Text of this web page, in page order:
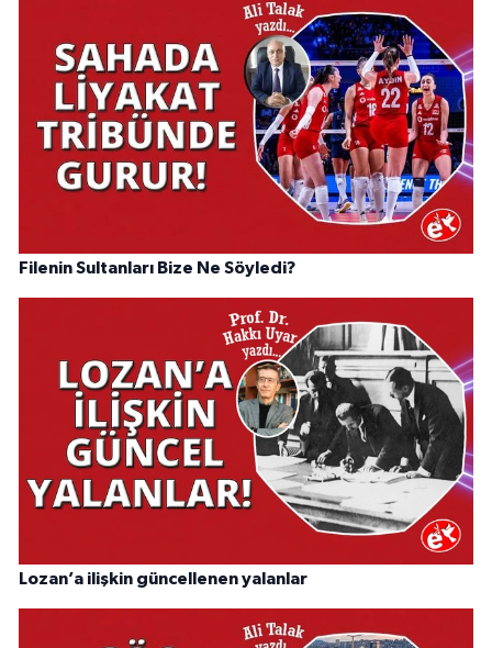
Filenin Sultanları Bize Ne Söyledi?
Lozan’a ilişkin güncellenen yalanlar